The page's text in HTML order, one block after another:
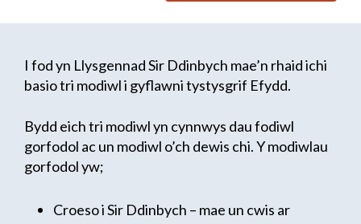
I fod yn Llysgennad Sir Ddinbych mae’n rhaid ichi
basio tri modiwl i gyflawni tystysgrif Efydd.
Bydd eich tri modiwl yn cynnwys dau fodiwl
gorfodol ac un modiwl o’ch dewis chi. Y modiwlau
gorfodol yw;
Croeso i Sir Ddinbych – mae un cwis ar